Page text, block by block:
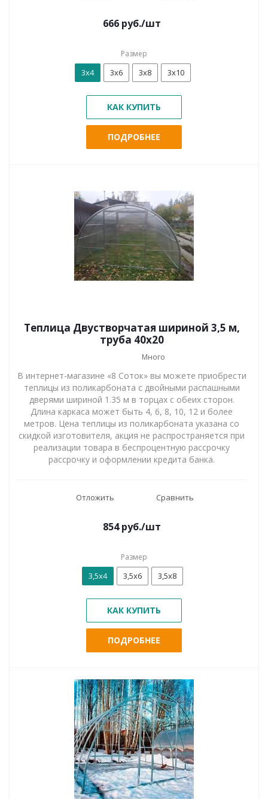
666 руб./шт
Размер
3х4 3х6 3х8 3х10
КАК КУПИТЬ
ПОДРОБНЕЕ
Теплица Двустворчатая шириной 3,5 м,
труба 40х20
Много
В интернет-магазине «8 Соток» вы можете приобрести
теплицы из поликарбоната с двойными распашными
дверями шириной 1.35 м в торцах с обеих сторон.
Длина каркаса может быть 4, 6, 8, 10, 12 и более
метров. Цена теплицы из поликарбоната указана со
скидкой изготовителя, акция не распространяется при
реализации товара в беспроцентную рассрочку
рассрочку и оформлении кредита банка.
Отложить Сравнить
854руб./шт
Размер
3,5х4 3,5х6 3,5х8
КАК КУПИТЬ
ПОДРОБНЕЕ